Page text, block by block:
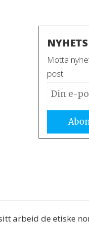
Motta
post.
arbeid de etiske